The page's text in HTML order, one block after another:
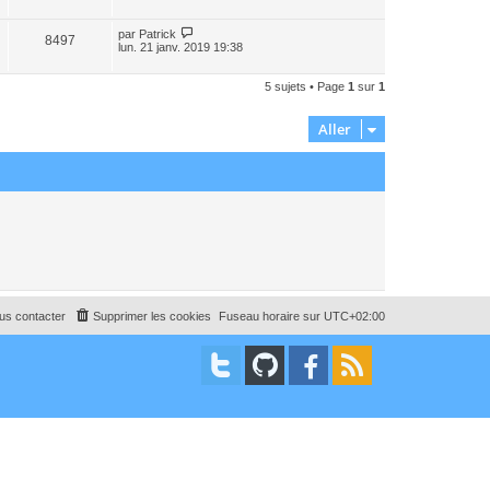
8497 par Patrick
lun. 21 janv. 2019 19:38
5 sujets • Page 1 sur 1
Aller
Fuseau horaire sur UTC+02:00
Supprimer les cookies
contacter